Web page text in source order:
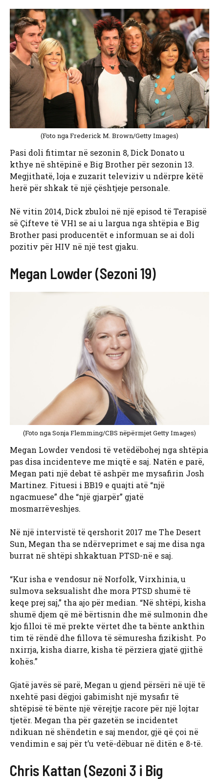
(Foto nga Frederick M. Brown/Getty Images)
Pasi doli fitimtar në sezonin 8, Dick Donato u
kthye në shtëpinë e Big Brother për sezonin 13.
Megjithatë, loja e zuzarit televiziv u ndërpre këtë
herë për shkak të një çështjeje personale.
Në vitin 2014, Dick zbuloi në një episod të Terapisë
së Çifteve të VH1 se ai u largua nga shtëpia e Big
Brother pasi producentët e informuan se ai doli
pozitiv për HIV në një test gjaku.
Megan Lowder (Sezoni 19)
(Foto nga Sonja Flemming/CBS nëpërmjet Getty Images)
Megan Lowder vendosi të vetëdëbohej nga shtëpia
pas disa incidenteve me miqtë e saj. Natën e parë,
Megan pati një debat të ashpër me mysafirin Josh
Martinez. Fituesi i BB19 e quajti atë “një
ngacmuese” dhe “një gjarpër” gjatë
mosmarrëveshjes.
Në një intervistë të qershorit 2017 me The Desert
Sun, Megan tha se ndërveprimet e saj me disa nga
burrat në shtëpi shkaktuan PTSD-në e saj.
“Kur isha e vendosur në Norfolk, Virxhinia, u
sulmova seksualisht dhe mora PTSD shumë të
keqe prej saj,” tha ajo për median. “Në shtëpi, kisha
shumë djem që më bërtisnin dhe më sulmonin dhe
kjo filloi të më prekte vërtet dhe ta bënte ankthin
tim të rëndë dhe fillova të sëmuresha fizikisht. Po
nxirrja, kisha diarre, kisha të përziera gjatë gjithë
kohës.”
Gjatë javës së parë, Megan u gjend përsëri në ujë të
nxehtë pasi dëgjoi gabimisht një mysafir të
shtëpisë të bënte një vërejtje racore për një lojtar
tjetër. Megan tha për gazetën se incidentet
ndikuan në shëndetin e saj mendor, gjë që çoi në
vendimin e saj për t’u vetë-dëbuar në ditën e 8-të.
Chris Kattan (Sezoni 3 i Big